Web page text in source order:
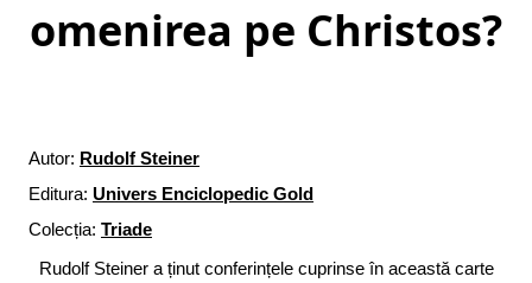
omenirea pe Christos?
Autor: Rudolf Steiner
Editura: Univers Enciclopedic Gold
Colecția: Triade
Rudolf Steiner a ținut conferințele cuprinse în această carte